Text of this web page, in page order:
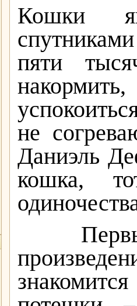
Кошки
пяти
не
Даниэль
кошка,